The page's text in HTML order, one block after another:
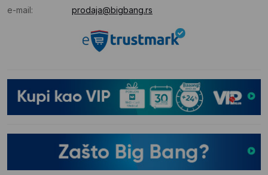
e-mail:
prodaja@bigbang.rs